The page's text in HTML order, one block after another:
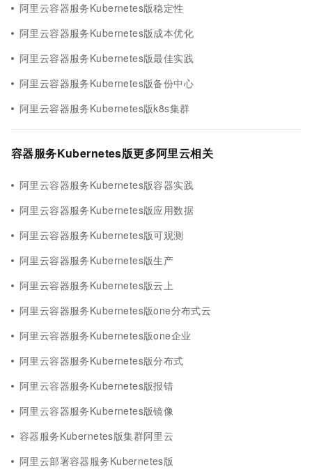
阿里云容器服务Kubernetes版稳定性
阿里云容器服务Kubernetes版成本优化
阿里云容器服务Kubernetes版最佳实践
阿里云容器服务Kubernetes版备份中心
阿里云容器服务Kubernetes版k8s集群
容器服务Kubernetes版更多阿里云相关
阿里云容器服务Kubernetes版容器实践
阿里云容器服务Kubernetes版应用数据
阿里云容器服务Kubernetes版可观测
阿里云容器服务Kubernetes版生产
阿里云容器服务Kubernetes版云上
阿里云容器服务Kubernetes版one分布式云
阿里云容器服务Kubernetes版one企业
阿里云容器服务Kubernetes版分布式
阿里云容器服务Kubernetes版报错
阿里云容器服务Kubernetes版镜像
容器服务Kubernetes版集群阿里云
阿里云部署容器服务Kubernetes版